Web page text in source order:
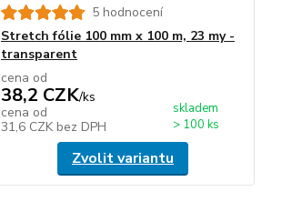
5 hodnocení
Stretch fólie 100 mm x 100 m, 23 my -
transparent
cena od
38,2 CZK/ks
cena od
31,6 CZK bez DPH
skladem
> 100 ks
Zvolit variantu